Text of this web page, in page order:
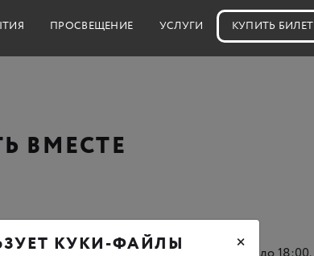
ПРОСВЕЩЕНИЕ УСЛУГИ КУПИТЬ БИЛЕТ
ВМЕСТЕ
КУКИ-ФАЙЛЫ ×